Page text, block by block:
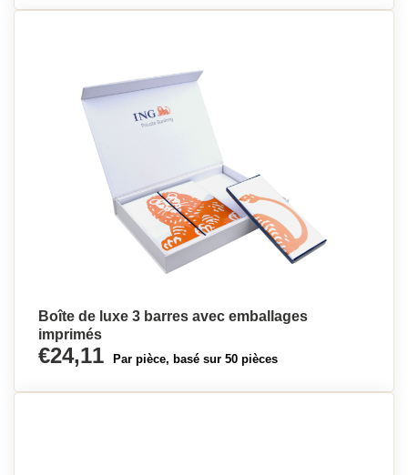
Boîte de luxe 3 barres avec emballages
imprimés
€24,11 Par pièce, basé sur 50 pièces